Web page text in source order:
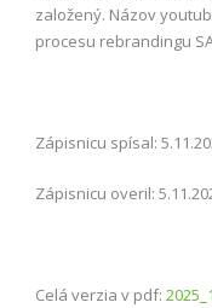
založený. Názov
procesu rebrandingu
Zápisnicu spísal:
Zápisnicu overil:
Celá verzia v pdf: